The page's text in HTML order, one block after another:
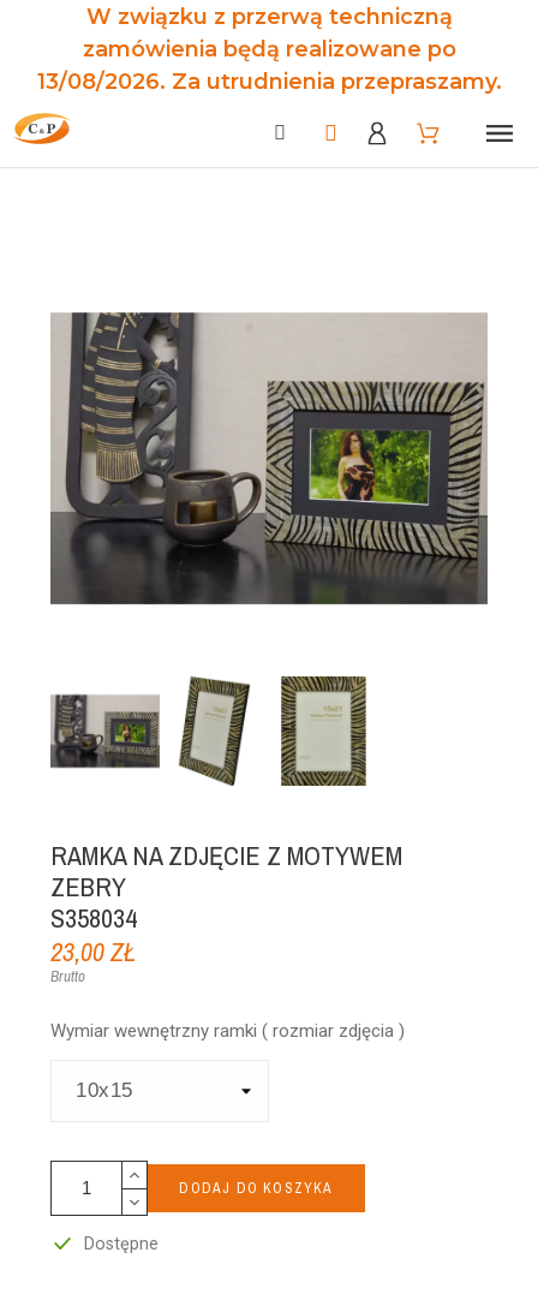
W związku z przerwą techniczną
zamówienia będą realizowane po
13/08/2026. Za utrudnienia przepraszamy.
RAMKA NA ZDJĘCIE Z MOTYWEM
ZEBRY
S358034
23,00 ZŁ
Brutto
Wymiar wewnętrzny ramki ( rozmiar zdjęcia )
DODAJ DO KOSZYKA
Dostępne